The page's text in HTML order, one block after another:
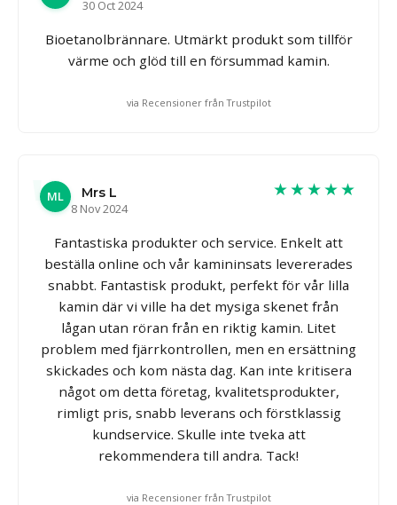
30 Oct 2024
Bioetanolbrännare. Utmärkt produkt som tillför
värme och glöd till en försummad kamin.
via Recensioner från Trustpilot
ML
Mrs L
8 Nov 2024
★★★★★
Fantastiska produkter och service. Enkelt att
beställa online och vår kamininsats levererades
snabbt. Fantastisk produkt, perfekt för vår lilla
kamin där vi ville ha det mysiga skenet från
lågan utan röran från en riktig kamin. Litet
problem med fjärrkontrollen, men en ersättning
skickades och kom nästa dag. Kan inte kritisera
något om detta företag, kvalitetsprodukter,
rimligt pris, snabb leverans och förstklassig
kundservice. Skulle inte tveka att
rekommendera till andra. Tack!
via Recensioner från Trustpilot